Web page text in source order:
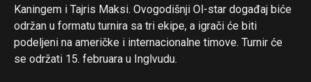
Kaningem i Tajris Maksi. Ovogodišnji Ol-star događaj biće
održan u formatu turnira sa tri ekipe, a igrači će biti
podeljeni na američke i internacionalne timove. Turnir će
se održati 15. februara u Inglvudu.